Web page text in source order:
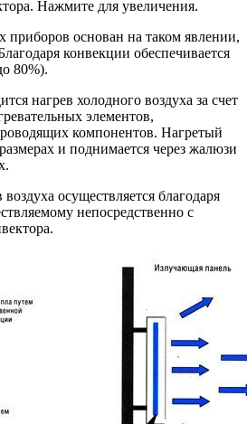
Нажмите для увеличения.
основан на таком явлении,
конвекции обеспечивается
80%).
нагрев холодного воздуха за счет
элементов,
компонентов. Нагретый
и поднимается через жалюзи
осуществляется благодаря
непосредственно с